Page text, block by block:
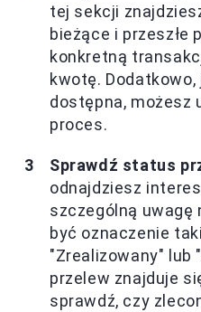
tej sekcji
bieżące i przeszłe
konkretną
kwotę.
dostępna, możesz
proces.
Sprawdź status
odnajdziesz
szczególną uwagę
być oznaczenie
"Zrealizowany" lub
przelew znajduje
sprawdź, czy